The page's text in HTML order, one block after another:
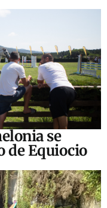
se
de Equiocio